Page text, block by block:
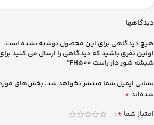
دیدگاهها
هیچ دیدگاهی برای این محصول نوشته نشده است.
اولین نفری باشید که دیدگاهی را ارسال می کنید
شیشه شور دار راست FH500”
نشانی ایمیل شما منتشر نخواهد شد. بخش‌های
شده‌اند*
امتیاز شما *